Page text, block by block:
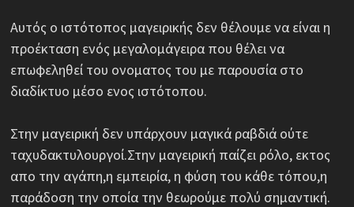
Αυτός ο ιστότοπος μαγειρικής δεν θέλουμε να είναι η
προέκταση ενός μεγαλομάγειρα που θέλει να
επωφεληθεί του ονοματος του με παρουσία στο
διαδίκτυο μέσο ενος ιστότοπου.
Στην μαγειρική δεν υπάρχουν μαγικά ραβδιά ούτε
ταχυδακτυλουργοί.Στην μαγειρική παίζει ρόλο, εκτος
απο την αγάπη,η εμπειρία, η φύση του κάθε τόπου,η
παράδοση την οποία την θεωρούμε πολύ σημαντική.